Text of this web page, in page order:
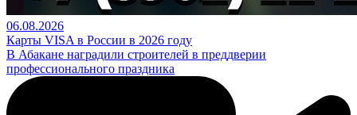
06.08.2026
Карты VISA в России в 2026 году
В Абакане наградили строителей в преддверии
профессионального праздника